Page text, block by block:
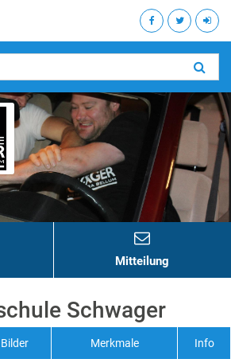
Mitteilung
Schwager
Bilder Merkmale Info